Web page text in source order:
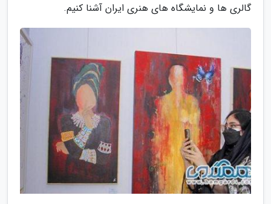
گالری ها و نمایشگاه های هنری ایران آشنا کنیم.